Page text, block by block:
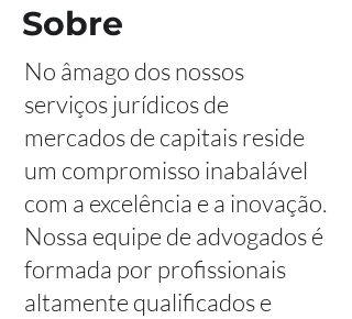
Sobre
No âmago dos nossos
serviços jurídicos de
mercados de capitais reside
um compromisso inabalável
com a excelência e a inovação.
Nossa equipe de advogados é
formada por profissionais
altamente qualificados e